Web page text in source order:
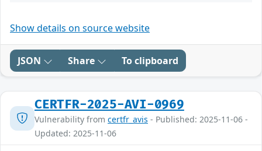
Show details on source website
JSON Share To clipboard
CERTFR-2025-AVI-0969
Vulnerability from certfr_avis - Published: 2025-11-06 -
Updated: 2025-11-06